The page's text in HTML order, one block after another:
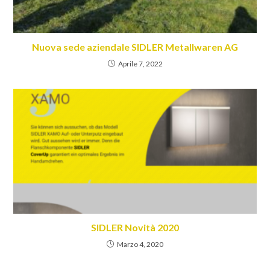
Nuova sede aziendale SIDLER Metallwaren AG
Aprile 7, 2022
SIDLER Novità 2020
Marzo 4, 2020